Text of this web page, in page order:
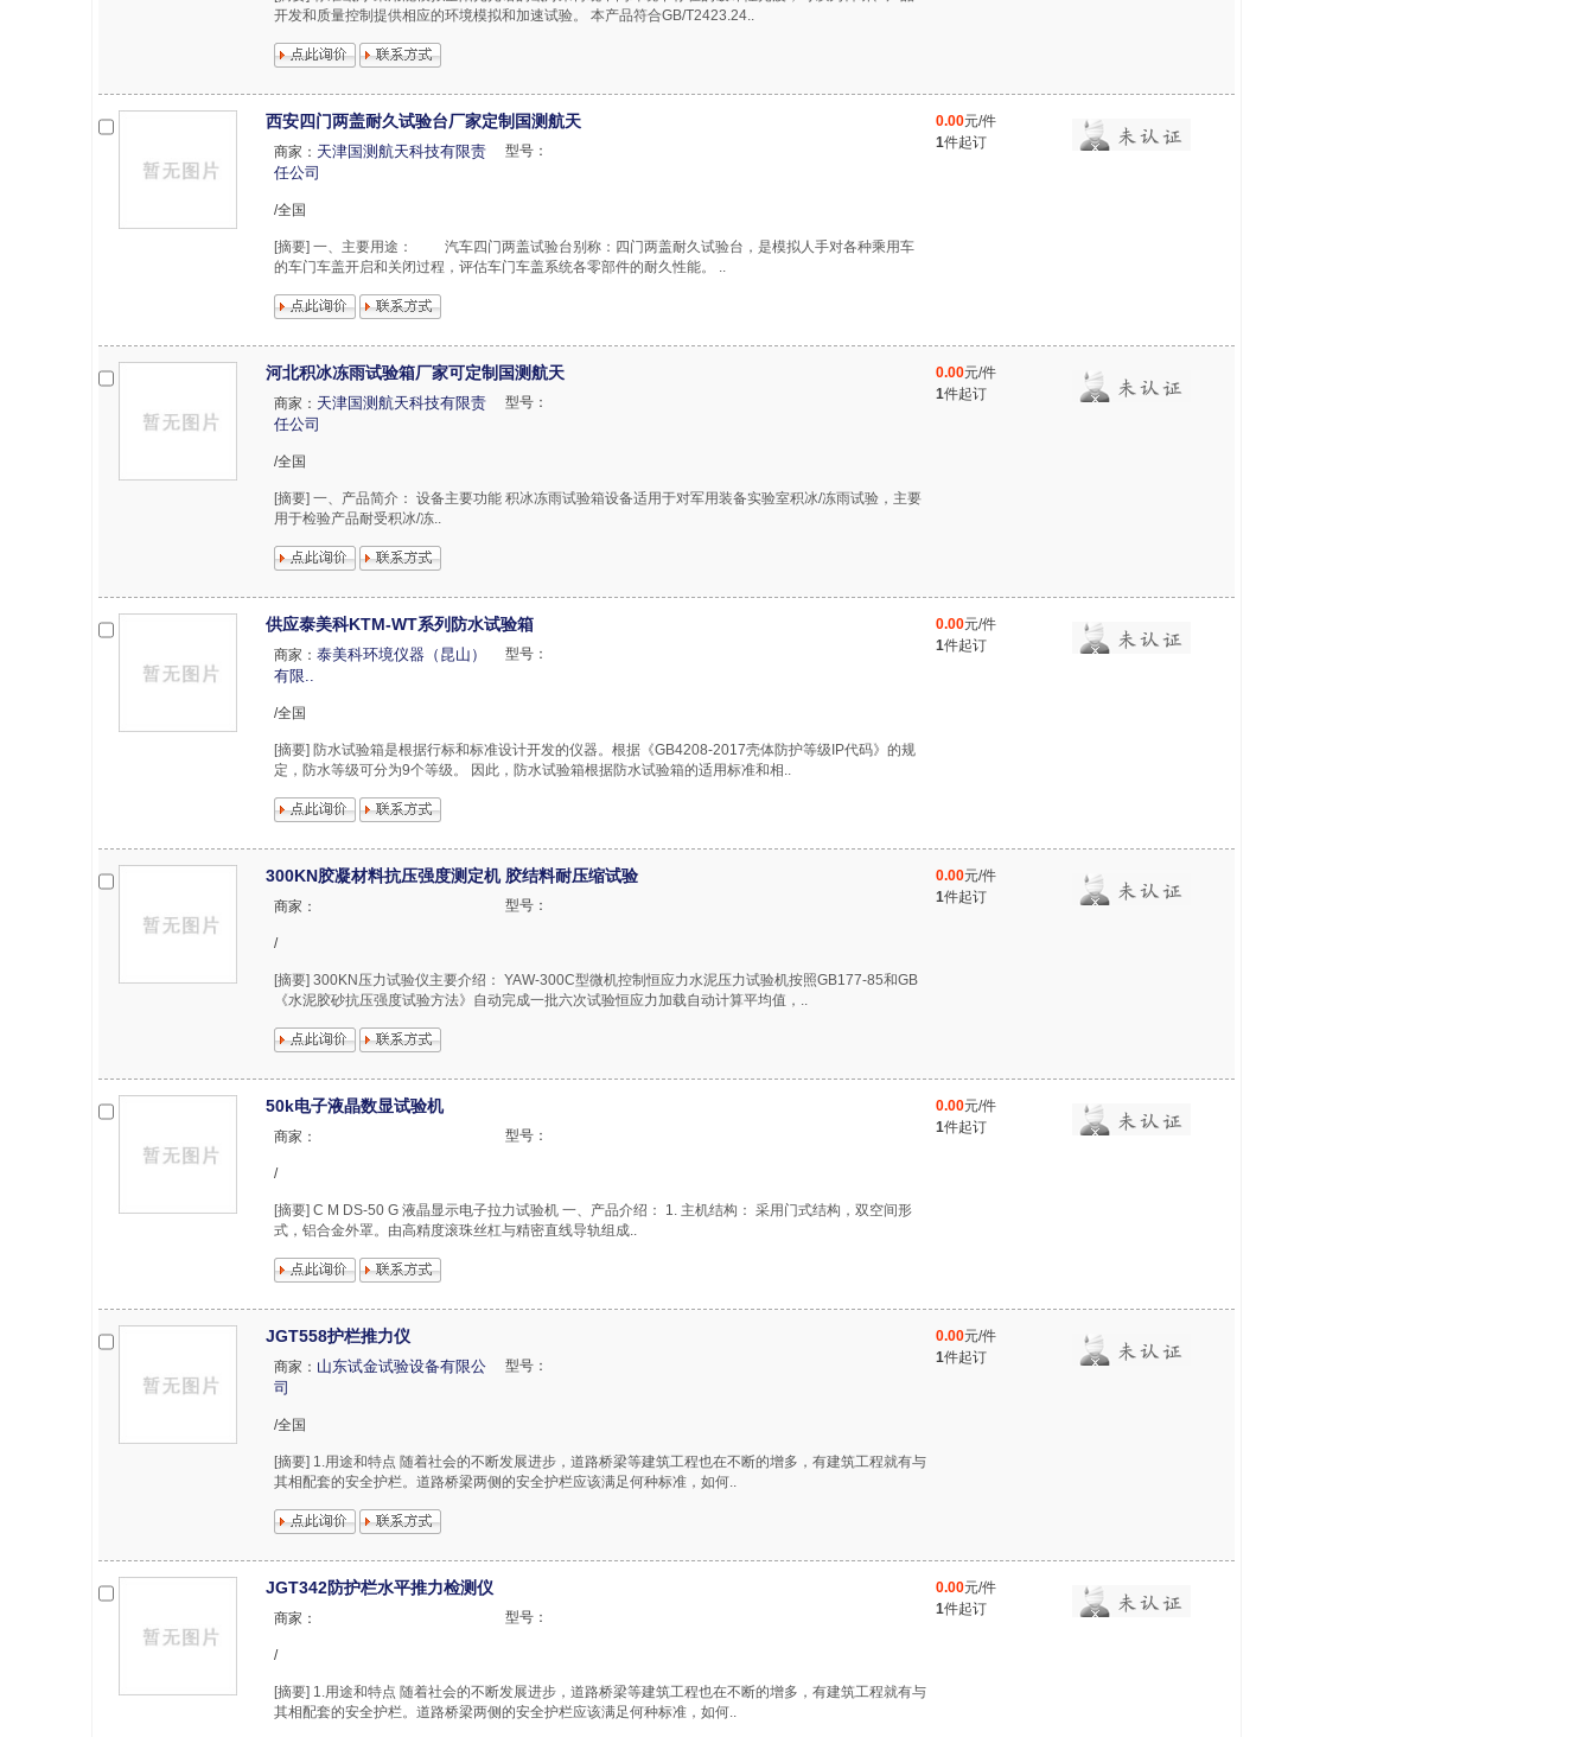
开发和质量控制提供相应的环境模拟和加速试验。 本产品符合GB/T2423.24..
西安四门两盖耐久试验台厂家定制国测航天
商家： 天津国测航天科技有限责
任公司
型号：
/全国
[摘要] 一、主要用途： 汽车四门两盖试验台别称：四门两盖耐久试验台，是模拟人手对各种乘用车
的车门车盖开启和关闭过程，评估车门车盖系统各零部件的耐久性能。 ..
0.00元/件
1件起订
河北积冰冻雨试验箱厂家可定制国测航天
商家： 天津国测航天科技有限责
任公司
型号：
/全国
[摘要] 一、产品简介： 设备主要功能 积冰冻雨试验箱设备适用于对军用装备实验室积冰/冻雨试验，主要
用于检验产品耐受积冰/冻..
0.00元/件
1件起订
供应泰美科KTM-WT系列防水试验箱
商家： 泰美科环境仪器（昆山）
有限..
型号：
/全国
[摘要] 防水试验箱是根据行标和标准设计开发的仪器。根据《GB4208-2017壳体防护等级IP代码》的规
定，防水等级可分为9个等级。 因此，防水试验箱根据防水试验箱的适用标准和相..
0.00元/件
1件起订
300KN胶凝材料抗压强度测定机 胶结料耐压缩试验
商家： 型号：
/
[摘要] 300KN压力试验仪主要介绍： YAW-300C型微机控制恒应力水泥压力试验机按照GB177-85和GB
《水泥胶砂抗压强度试验方法》自动完成一批六次试验恒应力加载自动计算平均值，..
0.00元/件
1件起订
50k电子液晶数显试验机
商家： 型号：
/
[摘要] C M DS-50 G 液晶显示电子拉力试验机 一、产品介绍： 1. 主机结构： 采用门式结构，双空间形
式，铝合金外罩。由高精度滚珠丝杠与精密直线导轨组成..
0.00元/件
1件起订
JGT558护栏推力仪
商家： 山东试金试验设备有限公
司
型号：
/全国
[摘要] 1.用途和特点 随着社会的不断发展进步，道路桥梁等建筑工程也在不断的增多，有建筑工程就有与
其相配套的安全护栏。道路桥梁两侧的安全护栏应该满足何种标准，如何..
0.00元/件
1件起订
JGT342防护栏水平推力检测仪
商家： 型号：
/
[摘要] 1.用途和特点 随着社会的不断发展进步，道路桥梁等建筑工程也在不断的增多，有建筑工程就有与
其相配套的安全护栏。道路桥梁两侧的安全护栏应该满足何种标准，如何..
0.00元/件
1件起订